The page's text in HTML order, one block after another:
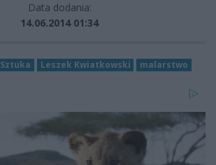
Data dodania:
14.06.2014 01:34
Sztuka Leszek Kwiatkowski malarstwo